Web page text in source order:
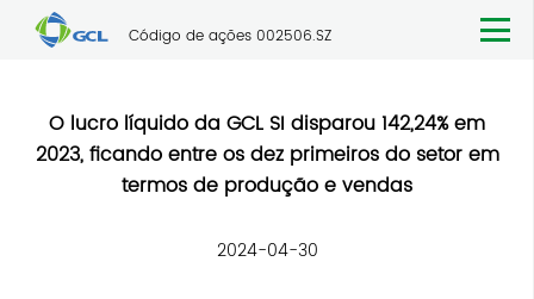
Código de ações 002506.SZ
O lucro líquido da GCL SI disparou 142,24% em
2023, ficando entre os dez primeiros do setor em
termos de produção e vendas
2024-04-30